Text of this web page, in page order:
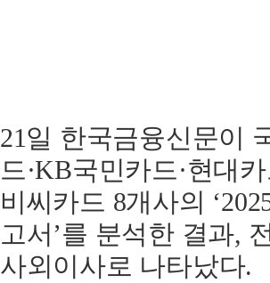
21일 한국금융신문이
드·KB국민카드·현대
비씨카드 8개사의
고서’를 분석한 결과,
사외이사로 나타났다.